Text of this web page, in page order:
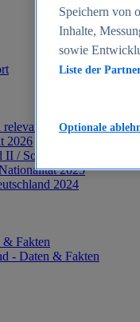
Altersgruppen
2026
/ Sozialgeld /
2025
2024
& Fakten
- Daten & Fakten
Speichern von
Inhalte,
sowie
Liste der
Optionale